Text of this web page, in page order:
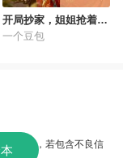
开局抄家，姐姐抢着去
流放
一个豆包
、发行，若包含不良信